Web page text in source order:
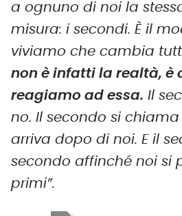
a ognuno di noi la
misura: i secondi. È il
viviamo che cambia
non è infatti la realtà, è
reagiamo ad essa. Il
no. Il secondo si
arriva dopo di noi. E il
secondo affinché noi si
primi”.